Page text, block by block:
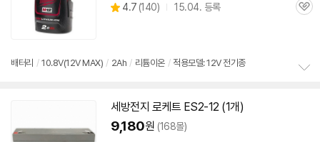
별
4.7 (상
140) 15.04. 등록
관
배터리 / 10.8V(12VMAX) / 2Ah / 리튬이온 / 적용모델: 12V 전기종
세방전지 로케트 ES2-12 (1개)
9,180원 (168몰)